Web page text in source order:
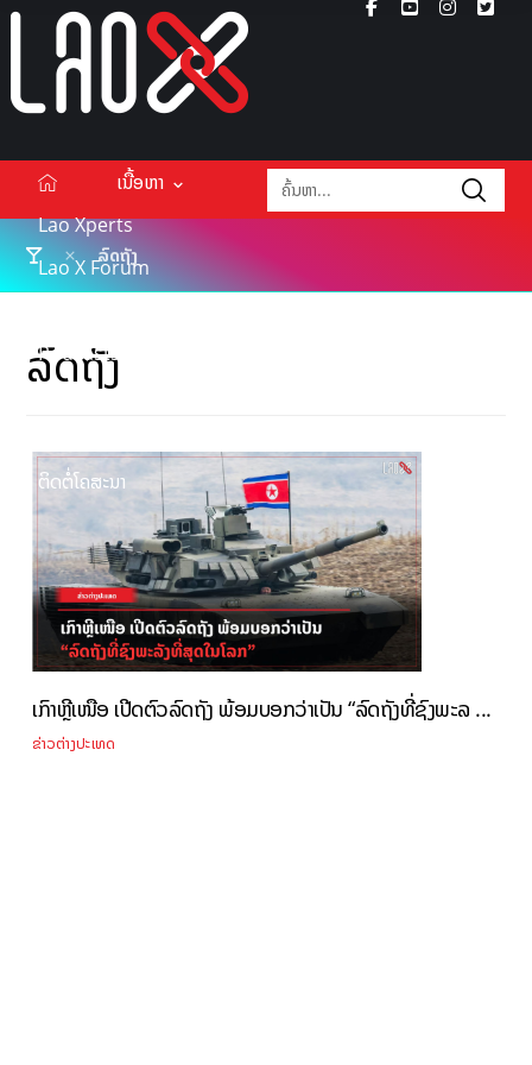
ເນື້ອຫາ
Lao Xperts
Lao X Forum
Podcasts
ຕິດຕໍ່ໂຄສະນາ
ລົດຖັງ
ລົດຖັງ
ເກົາຫຼີເໜືອ ເປີດຕົວລົດຖັງ ພ້ອມບອກວ່າເປັນ “ລົດຖັງທີ່ຊົງພະລ ...
ຂ່າວຕ່າງປະເທດ